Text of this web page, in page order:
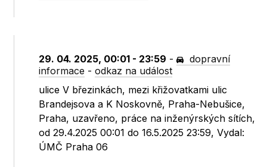
29. 04. 2025, 00:01 - 23:59 -
dopravní
informace -odkaz na událost
ulice V březinkách, mezi křižovatkami ulic
Brandejsova a K Noskovně, Praha-Nebušice,
Praha, uzavřeno, práce na inženýrských sítích,
od 29.4.2025 00:01 do 16.5.2025 23:59, Vydal:
ÚMČ Praha 06